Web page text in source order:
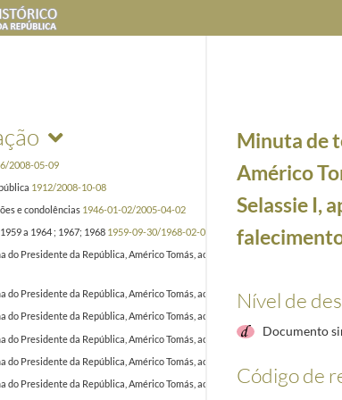
2008-05-09
1912/2008-10-08
e condolências 1946-01-02/2005-04-02
a 1964 ; 1967; 1968 1959-09-30/1968-02-01
do Presidente da República, Américo Tomás, ao Chefe de Estado de
do Presidente da República, Américo Tomás, ao Rei de Marrocos, Hassan II,
do Presidente da República, Américo Tomás, ao Rei da Dinamarca, Frederico
do Presidente da República, Américo Tomás, ao Presidente da República da
do Presidente da República, Américo Tomás, ao Presidente da República do
do Presidente da República, Américo Tomás, ao Rei Paulo da Grécia,
Minuta de
Américo
Selassie I,
Nível de
Documento
Código de